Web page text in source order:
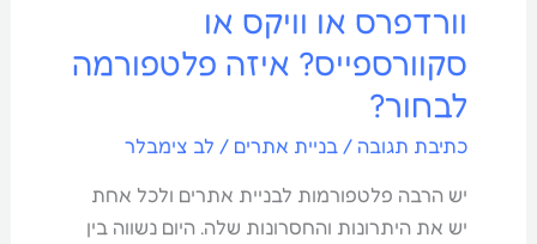
וורדפרס או וויקס או
סקוורספייס? איזה פלטפורמה
לבחור?
כתיבת תגובה / בניית אתרים / לב צימבלר
יש הרבה פלטפורמות לבניית אתרים ולכל אחת
יש את היתרונות והחסרונות שלה. היום נשווה בין